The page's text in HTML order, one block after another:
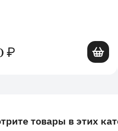
₽
и категории на сайте
товары в этих